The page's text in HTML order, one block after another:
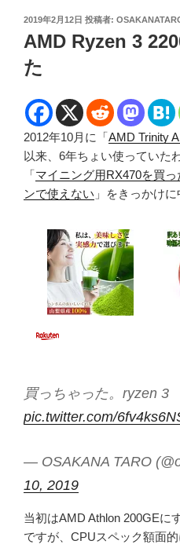
投
稿
日:
2019年2月12日 投稿者:
AMD Ryzen 3
た
2012年10月に「AMD Trinity
以来、6年ちょい使っていた
「マイニング用RX470を買
ンで使えない 」をきっかけ
買っちゃった。ryzen 3
pic.twitter.com/
— OSAKANA TARO
10, 2019
当初はAMD Athlon 200GEに
ですが、CPUスペック額面